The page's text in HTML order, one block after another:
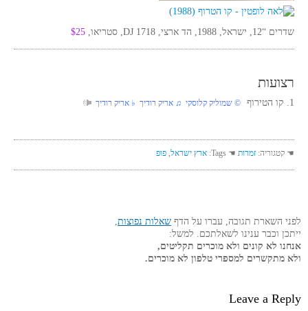
שדרים “12, ישראל, 1988, הד ארצי, DJ 1718, סטריאו, $25
רצועות
1. קו הטירוף © שמוליק קלוסקי ♫ אריק רודיך ♭ אריק רודיך
☚ קטגוריה: זמרות ☚ Tags: ארץ ישראל, פופ
לפני השארת תגובה, עברו על הדף שאלות נפוצות,
ייתכן וכבר ענינו לשאלתכם. למשל:
אנחנו לא קונים ולא מוכרים תקליטים,
ולא מתקשרים למספרי טלפון לא מוכרים.
Leave a Reply